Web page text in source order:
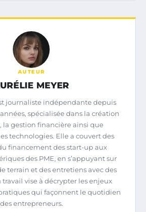
AUTEUR
MEYER
journaliste indépendante depuis
spécialisée dans la création
la gestion financière ainsi que
technologies. Elle a couvert des
financement des start-up aux
des PME, en s’appuyant sur
terrain et des entretiens avec des
vise à décrypter les enjeux
qui façonnent le quotidien
des entrepreneurs.